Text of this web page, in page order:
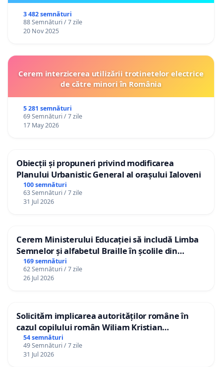
3 482 semnături
88 Semnături / 7 zile
20 Nov 2025
Cerem interzicerea utilizării trotinetelor electrice
de către minori în România
5 281 semnături
69 Semnături / 7 zile
17 May 2026
Obiecții și propuneri privind modificarea
Planului Urbanistic General al orașului Ialoveni
100 semnături
63 Semnături / 7 zile
31 Jul 2026
Cerem Ministerului Educației să includă Limba
Semnelor și alfabetul Braille în școlile din
Republica Moldova!
169 semnături
62 Semnături / 7 zile
26 Jul 2026
Solicităm implicarea autorităților române în
cazul copilului român Wiliam Kristian
Gheorghe, aflat în plasament în Danemarca de
12 ani
54 semnături
49 Semnături / 7 zile
31 Jul 2026